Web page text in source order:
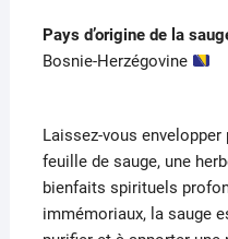
Pays d’origine de la
Bosnie-Herzégovine
Laissez-vous
feuille de sauge, une
bienfaits spirituels
immémoriaux, la sauge